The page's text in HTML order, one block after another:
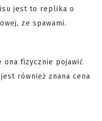
jest to replika o
ze spawami.
ona fizycznie pojawić
również znana cena